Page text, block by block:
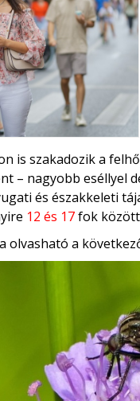
is szakadozik a
– nagyobb eséllyel
és északkeleti
12 és 17fok
olvasható a